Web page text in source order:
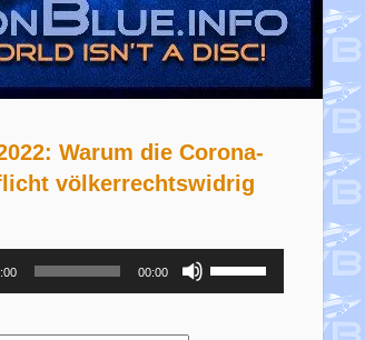
Warum die Corona-
völkerrechtswidrig
00:00
Pfeiltasten
Hoch/Runter